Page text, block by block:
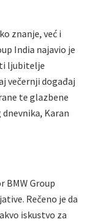
znanje, već i
India najavio je
ljubitelje
večernji događaj
te glazbene
Karan
BMW Group
Rečeno je da
iskustvo za